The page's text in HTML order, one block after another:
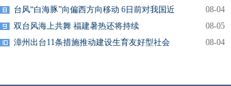
台风“白海豚”向偏西方向移动 6日前对我国近
08-04
双台风海上共舞 福建暑热还将持续
08-05
漳州出台11条措施推动建设生育友好型社会
08-04